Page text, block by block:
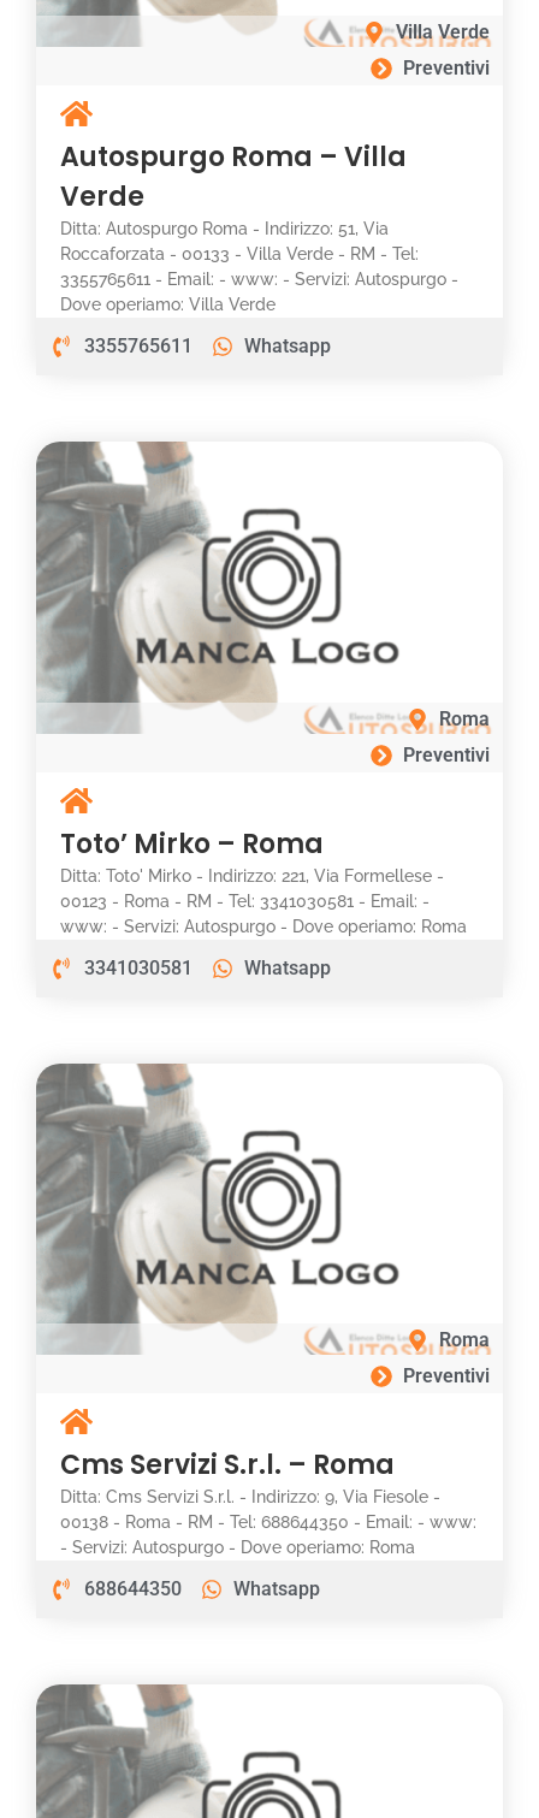
Villa Verde
Preventivi
Autospurgo Roma – Villa
Verde
Ditta: Autospurgo Roma - Indirizzo: 51, Via
Roccaforzata - 00133 - Villa Verde - RM - Tel:
3355765611 - Email: - www: - Servizi: Autospurgo -
Dove operiamo: Villa Verde
3355765611 Whatsapp
Roma
Preventivi
Toto’ Mirko – Roma
Ditta: Toto' Mirko - Indirizzo: 221, Via Formellese -
00123 - Roma - RM - Tel: 3341030581 - Email: -
www: - Servizi: Autospurgo - Dove operiamo: Roma
3341030581 Whatsapp
Roma
Preventivi
Cms Servizi S.r.l. – Roma
Ditta: Cms Servizi S.r.l. - Indirizzo: 9, Via Fiesole -
00138 - Roma - RM - Tel: 688644350 - Email: - www:
- Servizi: Autospurgo - Dove operiamo: Roma
688644350 Whatsapp